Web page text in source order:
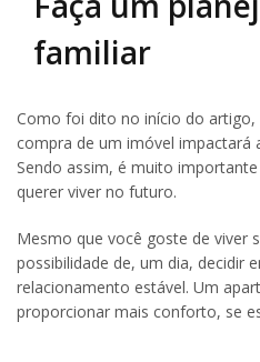
familiar
Como foi dito no início do artigo,
compra de um imóvel impactará
Sendo assim, é muito
querer viver no futuro.
Mesmo que você goste de viver
possibilidade de, um dia, decidir
relacionamento estável. Um
proporcionar mais conforto, se